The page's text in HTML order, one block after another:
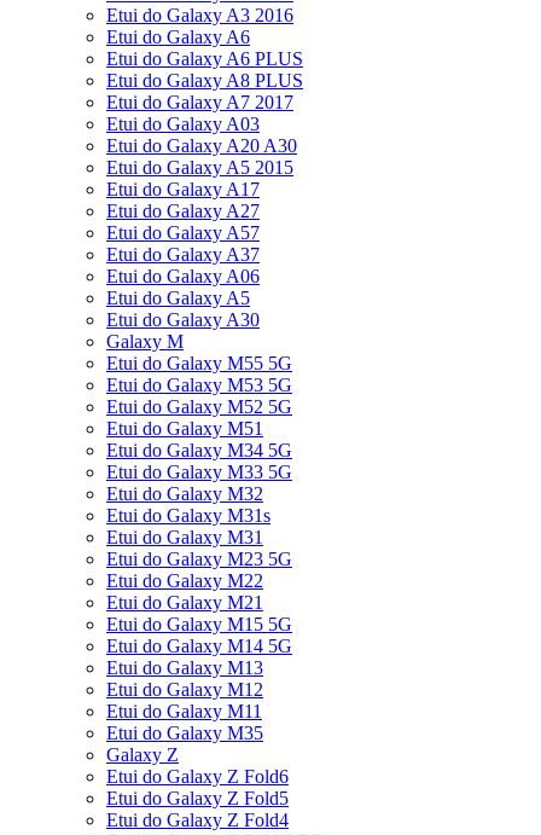
Etui do Galaxy A3 2016
Etui do Galaxy A6
Etui do Galaxy A6 PLUS
Etui do Galaxy A8 PLUS
Etui do Galaxy A7 2017
Etui do Galaxy A03
Etui do Galaxy A20 A30
Etui do Galaxy A5 2015
Etui do Galaxy A17
Etui do Galaxy A27
Etui do Galaxy A57
Etui do Galaxy A37
Etui do Galaxy A06
Etui do Galaxy A5
Etui do Galaxy A30
Galaxy M
Etui do Galaxy M55 5G
Etui do Galaxy M53 5G
Etui do Galaxy M52 5G
Etui do Galaxy M51
Etui do Galaxy M34 5G
Etui do Galaxy M33 5G
Etui do Galaxy M32
Etui do Galaxy M31s
Etui do Galaxy M31
Etui do Galaxy M23 5G
Etui do Galaxy M22
Etui do Galaxy M21
Etui do Galaxy M15 5G
Etui do Galaxy M14 5G
Etui do Galaxy M13
Etui do Galaxy M12
Etui do Galaxy M11
Etui do Galaxy M35
Galaxy Z
Etui do Galaxy Z Fold6
Etui do Galaxy Z Fold5
Etui do Galaxy Z Fold4